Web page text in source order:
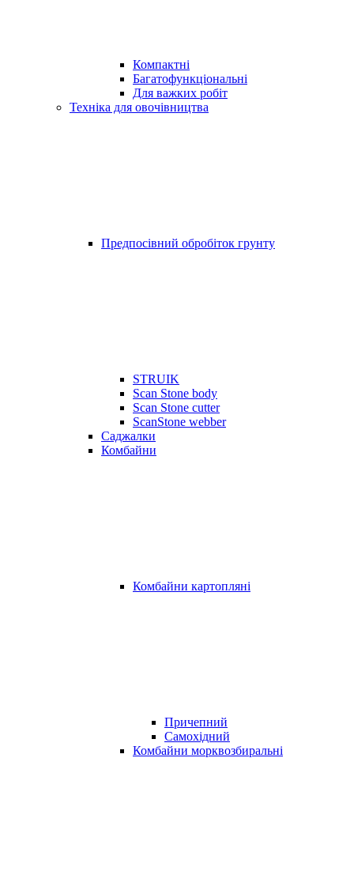
Компактні
Багатофункціональні
Для важких робіт
Техніка для овочівництва
Предпосівний обробіток грунту
STRUIK
Scan Stone body
Scan Stone cutter
ScanStone webber
Саджалки
Комбайни
Комбайни картопляні
Причепний
Самохідний
Комбайни морквозбиральні